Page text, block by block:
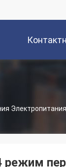
Электропитания
режим